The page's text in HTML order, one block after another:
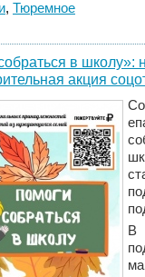
, Тюремное
в школу»:
акция
В